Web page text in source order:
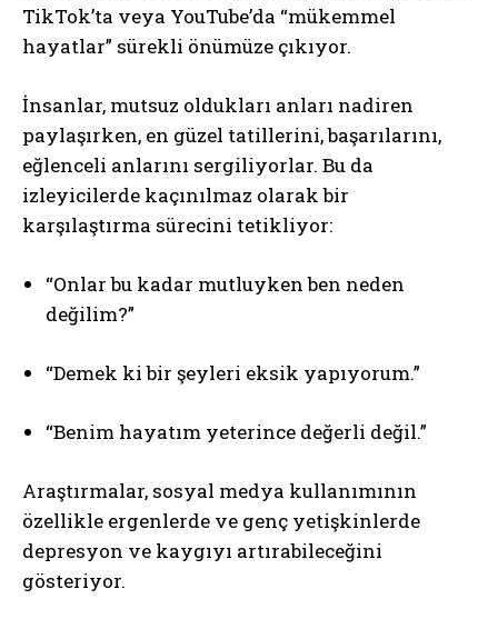
TikTok’ta veya YouTube’da “mükemmel
hayatlar” sürekli önümüze çıkıyor.
İnsanlar, mutsuz oldukları anları nadiren
paylaşırken, en güzel tatillerini, başarılarını,
eğlenceli anlarını sergiliyorlar. Bu da
izleyicilerde kaçınılmaz olarak bir
karşılaştırma sürecini tetikliyor:
“Onlar bu kadar mutluyken ben neden
değilim?”
“Demek ki bir şeyleri eksik yapıyorum.”
“Benim hayatım yeterince değerli değil.”
Araştırmalar, sosyal medya kullanımının
özellikle ergenlerde ve genç yetişkinlerde
depresyon ve kaygıyı artırabileceğini
gösteriyor.